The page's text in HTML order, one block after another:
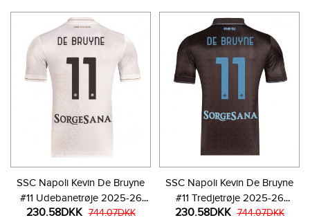
SSC Napoli Kevin De Bruyne
#11 Udebanetrøje 2025-26
Kortærmet
230.58DKK 744.07DKK
SSC Napoli Kevin De Bruyne
#11 Tredjetrøje 2025-26
Kortærmet
230.58DKK 744.07DKK